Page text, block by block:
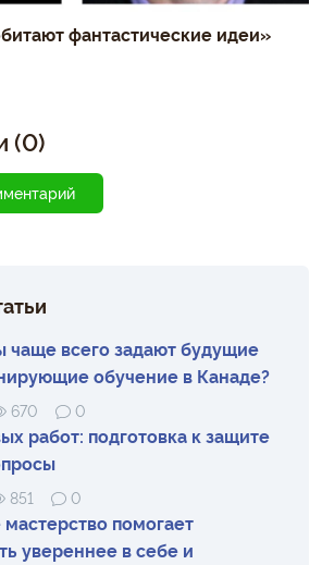
фантастические идеи»
(0)
чаще всего задают будущие
обучение в Канаде?
670 0
работ: подготовка к защите
851 0
помогает
увереннее в себе и